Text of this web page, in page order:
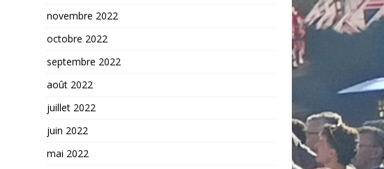
novembre 2022
octobre 2022
septembre 2022
août 2022
juillet 2022
juin 2022
mai 2022